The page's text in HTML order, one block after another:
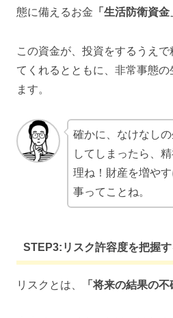
態に備えるお金 「生活防衛資金
この資金が、投資をするうえ
てくれるとともに、非常事態
ます。
確かに、なけなし
してしまったら、
理ね！財産を増や
事ってことね。
STEP3:リスク許容度を把握す
リスクとは、 「将来の結果の不